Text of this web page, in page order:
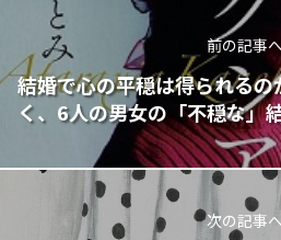
前の記事
結婚で心の平穏は得られる
く、6人の男女の「不穏な」
次の記事へ